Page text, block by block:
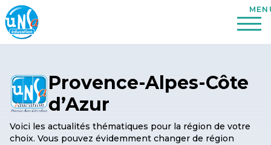
Provence-Alpes-Côte
d’Azur
Voici les actualités thématiques pour la région de votre
choix. Vous pouvez évidemment changer de région